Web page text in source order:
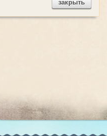
закрыть